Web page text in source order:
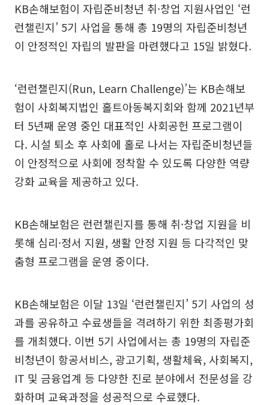
KB손해보험이 자립준비청년 취·창업 지원사업인 ‘런
런챌린지’ 5기 사업을 통해 총 19명의 자립준비청년
이 안정적인 자립의 발판을 마련했다고 15일 밝혔다.
‘런런챌린지(Run, Learn Challenge)’는 KB손해보
험이 사회복지법인 홀트아동복지회와 함께 2021년부
터 5년째 운영 중인 대표적인 사회공헌 프로그램이
다. 시설 퇴소 후 사회에 홀로 나서는 자립준비청년들
이 안정적으로 사회에 정착할 수 있도록 다양한 역량
강화 교육을 제공하고 있다.
KB손해보험은 런런챌린지를 통해 취·창업 지원을 비
롯해 심리·정서 지원, 생활 안정 지원 등 다각적인 맞
춤형 프로그램을 운영 중이다.
KB손해보험은 이달 13일 ‘런런챌린지’ 5기 사업의 성
과를 공유하고 수료생들을 격려하기 위한 최종평가회
를 개최했다. 이번 5기 사업에서는 총 19명의 자립준
비청년이 항공서비스, 광고기획, 생활체육, 사회복지,
IT 및 금융업계 등 다양한 진로 분야에서 전문성을 강
화하며 교육과정을 성공적으로 수료했다.